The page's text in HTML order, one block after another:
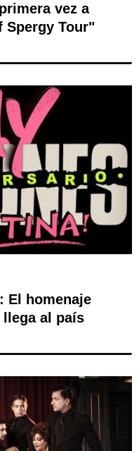
vez a
Spergy Tour"
El homenaje
al país